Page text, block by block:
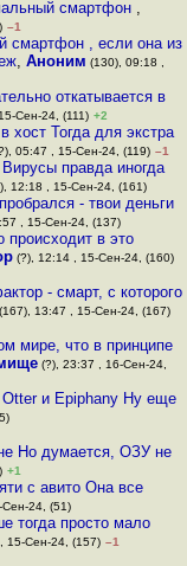
смартфон ,
–1
смартфон , если она из
, Аноним (130), 09:18 ,
откатывается в
Сен-24, (111) +2
хост Тогда для экстра
05:47 , 15-Сен-24, (119) –1
правда иногда
12:18 , 15-Сен-24, (161)
- твои деньги
, 15-Сен-24, (137)
в это
(?), 12:14 , 15-Сен-24, (160)
- смарт, с которого
(167), 13:47 , 15-Сен-24, (167)
мире, что в принципе
(?), 23:37 , 16-Сен-24,
Otter и Epiphany Ну еще
Но думается, ОЗУ не
+1
с авито Она все
24, (51)
тогда просто мало
15-Сен-24, (157) –1